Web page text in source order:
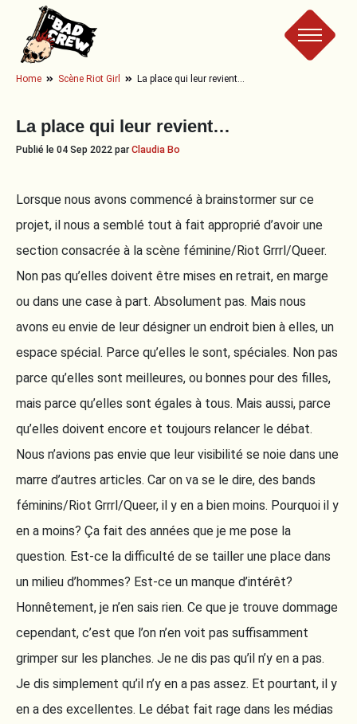
Le
Bad
Crew
Home Scène Riot Girl La place qui leur revient…
La place qui leur revient…
Publié le 04 Sep 2022 parClaudia Bo
Lorsque nous avons commencé à brainstormer sur ce
projet, il nous a semblé tout à fait approprié d’avoir une
section consacrée à la scène féminine/Riot Grrrl/Queer.
Non pas qu’elles doivent être mises en retrait, en marge
ou dans une case à part. Absolument pas. Mais nous
avons eu envie de leur désigner un endroit bien à elles, un
espace spécial. Parce qu’elles le sont, spéciales. Non pas
parce qu’elles sont meilleures, ou bonnes pour des filles,
mais parce qu’elles sont égales à tous. Mais aussi, parce
qu’elles doivent encore et toujours relancer le débat.
Nous n’avions pas envie que leur visibilité se noie dans une
marre d’autres articles. Car on va se le dire, des bands
féminins/Riot Grrrl/Queer, il y en a bien moins. Pourquoi il y
en a moins? Ça fait des années que je me pose la
question. Est-ce la difficulté de se tailler une place dans
un milieu d’hommes? Est-ce un manque d’intérêt?
Honnêtement, je n’en sais rien. Ce que je trouve dommage
cependant, c’est que l’on n’en voit pas suffisamment
grimper sur les planches. Je ne dis pas qu’il n’y en a pas.
Je dis simplement qu’il n’y en a pas assez. Et pourtant, il y
en a des excellentes. Le débat fait rage dans les médias